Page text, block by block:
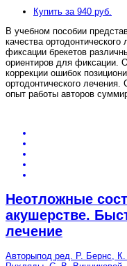
Купить за 940 руб.
В учебном пособии
качества
фиксации брекетов
ориентиров для фиксации.
коррекции ошибок
ортодонтического лечения.
опыт работы авторов
Неотложные
акушерстве.
лечение
Авторыпод ред. Р. Бернс,